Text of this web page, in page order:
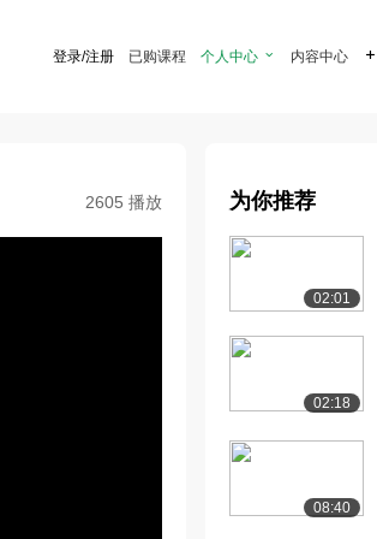
登录/注册 已购课程 个人中心  内容中心 
2605 播放 为你推荐
02:01
02:18
08:40